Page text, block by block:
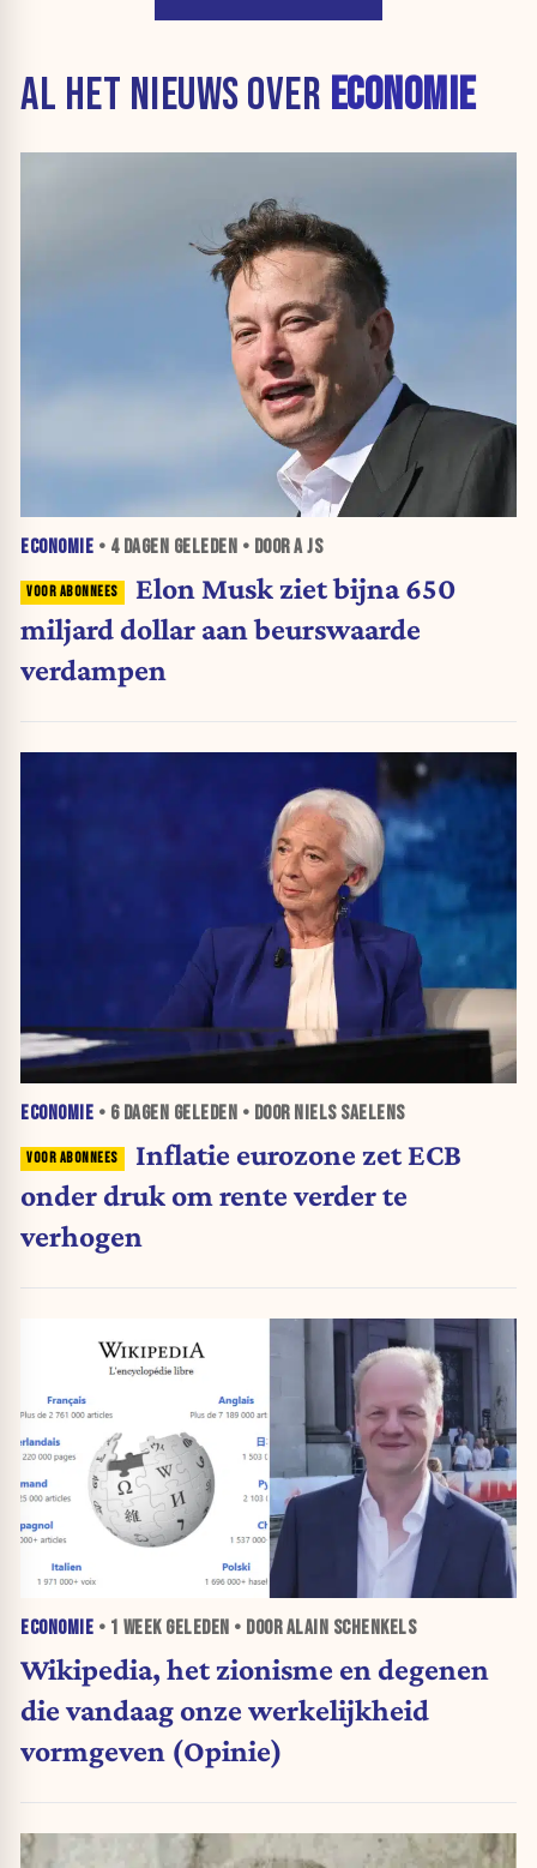
AL HET NIEUWS OVER ECONOMIE
ECONOMIE • 4 DAGEN GELEDEN • DOOR A JS
Elon Musk ziet bijna 650
miljard dollar aan beurswaarde
verdampen
ECONOMIE • 6 DAGEN GELEDEN • DOOR NIELS SAELENS
Inflatie eurozone zet ECB
onder druk om rente verder te
verhogen
ECONOMIE • 1 WEEKGELEDEN • DOOR ALAIN SCHENKELS
Wikipedia, het zionisme en degenen
die vandaag onze werkelijkheid
vormgeven (Opinie)